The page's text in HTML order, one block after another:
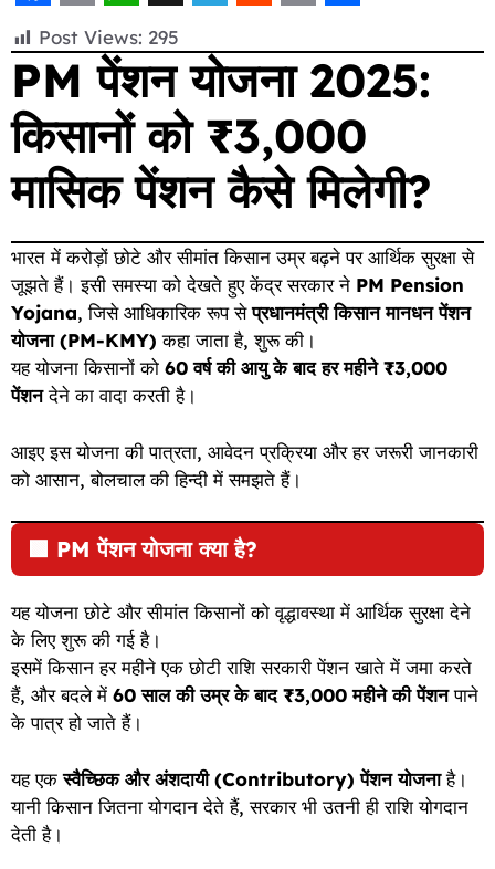
F
a
c
e
b
o
o
k
E
m
a
i
l
W
h
a
t
s
A
p
p
X
e
l
e
g
r
a
m
e
d
d
i
t
o
p
y
L
i
n
k
h
a
r
e
Post Views: 295
PM पेंशन योजना 2025:
किसानों को ₹3,000
मासिक पेंशन कैसे मिलेगी?
भारत में करोड़ों छोटे और सीमांत किसान उम्र बढ़ने पर आर्थिक सुरक्षा से
जूझते हैं। इसी समस्या को देखते हुए केंद्र सरकार ने PM Pension
Yojana, जिसे आधिकारिक रूप सेप्रधानमंत्री किसान मानधन पेंशन
योजना (PM-KMY) कहा जाता है, शुरू की।
यह योजना किसानों को 60 वर्ष की आयु के बाद हर महीने ₹3,000
पेंशनदेने का वादा करती है।
आइए इस योजना की पात्रता, आवेदन प्रक्रिया और हर जरूरी जानकारी
को आसान, बोलचाल की हिन्दी में समझते हैं।
🟩 PM पेंशन योजना क्या है?
यह योजना छोटे और सीमांत किसानों को वृद्धावस्था में आर्थिक सुरक्षा देने
के लिए शुरू की गई है।
इसमें किसान हर महीने एक छोटी राशि सरकारी पेंशन खाते में जमा करते
हैं, और बदले में 60 साल की उम्र के बाद ₹3,000 महीने की पेंशनपाने
के पात्र हो जाते हैं।
यह एकस्वैच्छिक और अंशदायी (Contributory) पेंशन योजनाहै।
यानी किसान जितना योगदान देते हैं, सरकार भी उतनी ही राशि योगदान
देती है।